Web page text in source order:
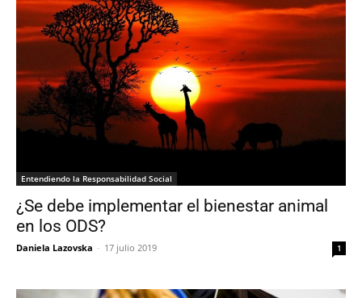
Entendiendo la Responsabilidad Social
¿Se debe implementar el bienestar animal
en los ODS?
Daniela Lazovska - 17 julio 2019 1